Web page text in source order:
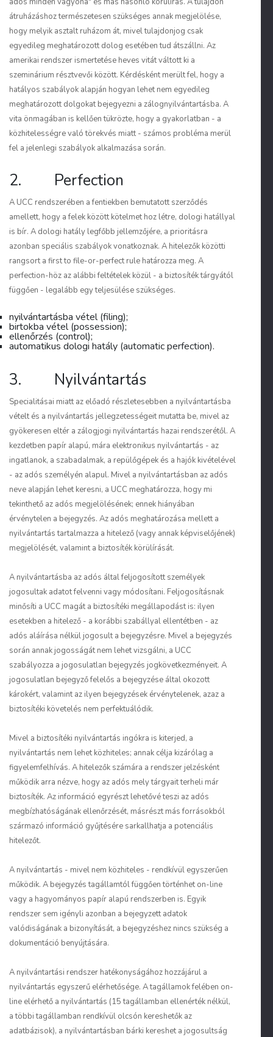
átruházáshoz természetesen szükséges annak megjelölése,
hogy melyik asztalt ruházom át, mivel tulajdonjog csak
egyedileg meghatározott dolog esetében tud átszállni. Az
amerikai rendszer ismertetése heves vitát váltott ki a
szeminárium résztvevői között. Kérdésként merült fel, hogy a
hatályos szabályok alapján hogyan lehet nem egyedileg
meghatározott dolgokat bejegyezni a zálognyilvántartásba. A
vita önmagában is kellően tükrözte, hogy a gyakorlatban - a
közhitelességre való törekvés miatt - számos probléma merül
fel a jelenlegi szabályok alkalmazása során.
2. Perfection
A UCC rendszerében a fentiekben bemutatott szerződés
amellett, hogy a felek között kötelmet hoz létre, dologi hatállyal
is bír. A dologi hatály legfőbb jellemzőjére, a prioritásra
azonban speciális szabályok vonatkoznak. A hitelezők közötti
rangsort a first to file-or-perfect rule határozza meg. A
perfection-höz az alábbi feltételek közül - a biztosíték tárgyától
függően - legalább egy teljesülése szükséges.
nyilvántartásba vétel (filing);
birtokba vétel (possession);
ellenőrzés (control);
automatikus dologi hatály (automatic perfection).
3. Nyilvántartás
Specialitásai miatt az előadó részletesebben a nyilvántartásba
vételt és a nyilvántartás jellegzetességeit mutatta be, mivel az
gyökeresen eltér a zálogjogi nyilvántartás hazai rendszerétől. A
kezdetben papír alapú, mára elektronikus nyilvántartás - az
ingatlanok, a szabadalmak, a repülőgépek és a hajók kivételével
- az adós személyén alapul. Mivel a nyilvántartásban az adós
neve alapján lehet keresni, a UCC meghatározza, hogy mi
tekinthető az adós megjelölésének; ennek hiányában
érvénytelen a bejegyzés. Az adós meghatározása mellett a
nyilvántartás tartalmazza a hitelező (vagy annak képviselőjének)
megjelölését, valamint a biztosíték körülírását.
A nyilvántartásba az adós által feljogosított személyek
jogosultak adatot felvenni vagy módosítani. Feljogosításnak
minősíti a UCC magát a biztosítéki megállapodást is: ilyen
esetekben a hitelező - a korábbi szabállyal ellentétben - az
adós aláírása nélkül jogosult a bejegyzésre. Mivel a bejegyzés
során annak jogosságát nem lehet vizsgálni, a UCC
szabályozza a jogosulatlan bejegyzés jogkövetkezményeit. A
jogosulatlan bejegyző felelős a bejegyzése által okozott
károkért, valamint az ilyen bejegyzések érvénytelenek, azaz a
biztosítéki követelés nem perfektuálódik.
Mivel a biztosítéki nyilvántartás ingókra is kiterjed, a
nyilvántartás nem lehet közhiteles; annak célja kizárólag a
figyelemfelhívás. A hitelezők számára a rendszer jelzésként
működik arra nézve, hogy az adós mely tárgyait terheli már
biztosíték. Az információ egyrészt lehetővé teszi az adós
megbízhatóságának ellenőrzését, másrészt más forrásokból
származó információ gyűjtésére sarkallhatja a potenciális
hitelezőt.
A nyilvántartás - mivel nem közhiteles - rendkívül egyszerűen
működik. A bejegyzés tagállamtól függően történhet on-line
vagy a hagyományos papír alapú rendszerben is. Egyik
rendszer sem igényli azonban a bejegyzett adatok
valódiságának a bizonyítását, a bejegyzéshez nincs szükség a
dokumentáció benyújtására.
A nyilvántartási rendszer hatékonyságához hozzájárul a
nyilvántartás egyszerű elérhetősége. A tagállamok felében on-
line elérhető a nyilvántartás (15 tagállamban ellenérték nélkül,
a többi tagállamban rendkívül olcsón kereshetők az
adatbázisok), a nyilvántartásban bárki kereshet a jogosultság